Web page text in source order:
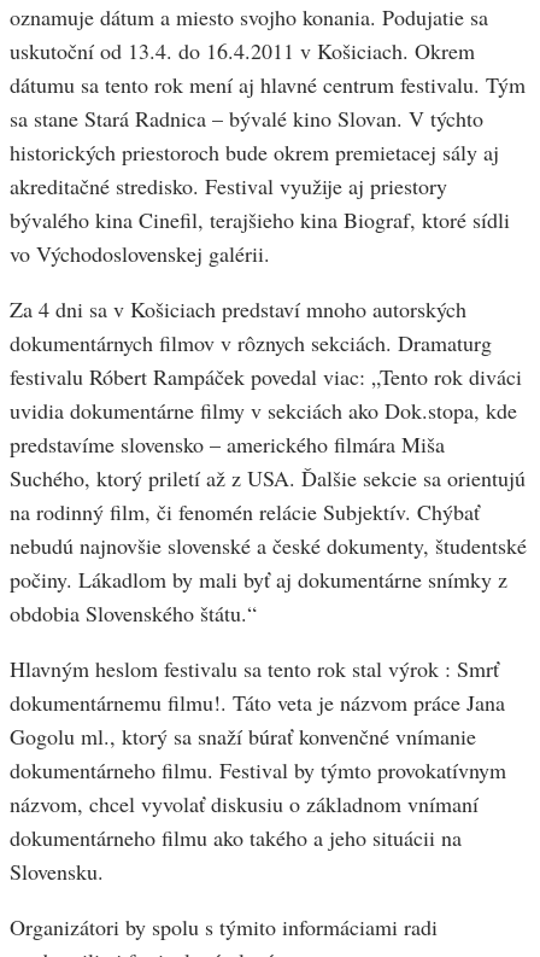
oznamuje dátum a miesto svojho konania. Podujatie sa
uskutoční od 13.4. do 16.4.2011 v Košiciach. Okrem
dátumu sa tento rok mení aj hlavné centrum festivalu. Tým
sa stane Stará Radnica – bývalé kino Slovan. V týchto
historických priestoroch bude okrem premietacej sály aj
akreditačné stredisko. Festival využije aj priestory
bývalého kina Cinefil, terajšieho kina Biograf, ktoré sídli
vo Východoslovenskej galérii.
Za 4 dni sa v Košiciach predstaví mnoho autorských
dokumentárnych filmov v rôznych sekciách. Dramaturg
festivalu Róbert Rampáček povedal viac: „Tento rok diváci
uvidia dokumentárne filmy v sekciách ako Dok.stopa, kde
predstavíme slovensko – amerického filmára Miša
Suchého, ktorý priletí až z USA. Ďalšie sekcie sa orientujú
na rodinný film, či fenomén relácie Subjektív. Chýbať
nebudú najnovšie slovenské a české dokumenty, študentské
počiny. Lákadlom by mali byť aj dokumentárne snímky z
obdobia Slovenského štátu.“
Hlavným heslom festivalu sa tento rok stal výrok : Smrť
dokumentárnemu filmu!. Táto veta je názvom práce Jana
Gogolu ml., ktorý sa snaží búrať konvenčné vnímanie
dokumentárneho filmu. Festival by týmto provokatívnym
názvom, chcel vyvolať diskusiu o základnom vnímaní
dokumentárneho filmu ako takého a jeho situácii na
Slovensku.
Organizátori by spolu s týmito informáciami radi